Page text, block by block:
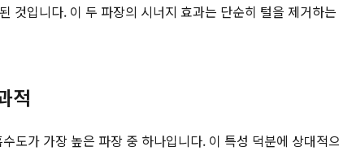
것입니다. 이 두 파장의 시너지 효과는 단순히 털을 제거하
적
가 가장 높은 파장 중 하나입니다. 이 특성 덕분에 상대